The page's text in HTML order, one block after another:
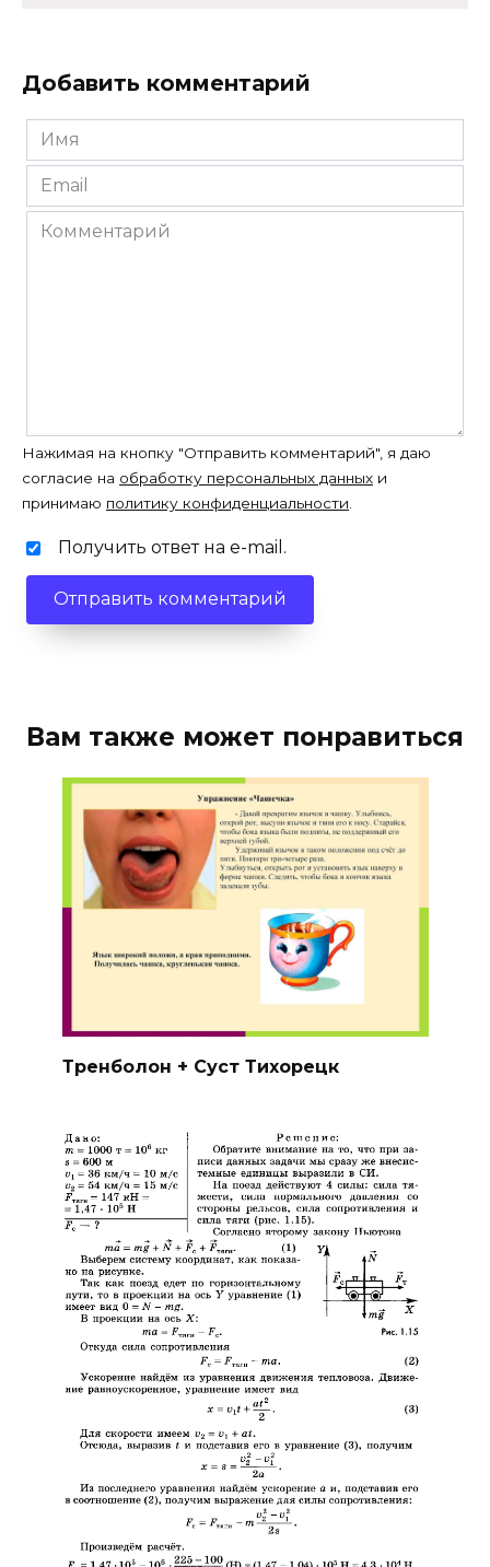
Добавить комментарий
Имя
*
Email
*
Комментарий
Нажимая на кнопку "Отправить комментарий", я даю
согласие на обработку персональных данных и
принимаю политику конфиденциальности
Получить ответ на e-mail.
Вам также может понравиться
Тренболон + Суст Тихорецк